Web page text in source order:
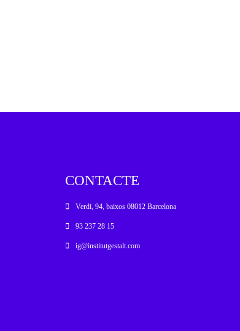
CONTACTE
Verdi, 94, baixos 08012 Barcelona
93 237 28 15
ig@institutgestalt.com